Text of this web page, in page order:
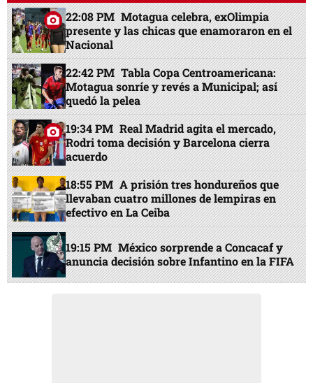
22:08 PM Motagua celebra, exOlimpia
presente y las chicas que enamoraron en el
Nacional
22:42 PM Tabla Copa Centroamericana:
Motagua sonríe y revés a Municipal; así
quedó la pelea
19:34 PM Real Madrid agita el mercado,
Rodri toma decisión y Barcelona cierra
acuerdo
18:55 PM A prisión tres hondureños que
llevaban cuatro millones de lempiras en
efectivo en La Ceiba
19:15 PM México sorprende a Concacaf y
anuncia decisión sobre Infantino en la FIFA